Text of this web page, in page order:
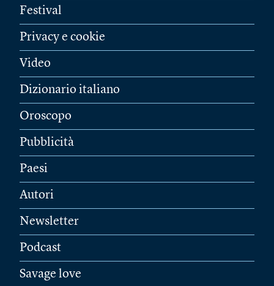
Festival
Privacy e cookie
Video
Dizionario italiano
Oroscopo
Pubblicità
Paesi
Autori
Newsletter
Podcast
Savage love